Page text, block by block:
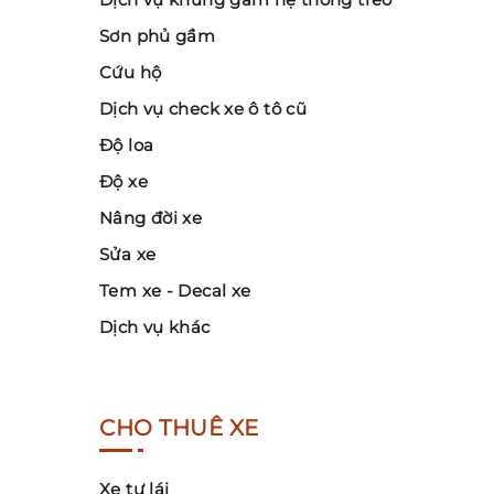
Sơn phủ gầm
Cứu hộ
Dịch vụ check xe ô tô cũ
Độ loa
Độ xe
Nâng đời xe
Sửa xe
Tem xe - Decal xe
Dịch vụ khác
CHO THUÊ XE
Xe tự lái